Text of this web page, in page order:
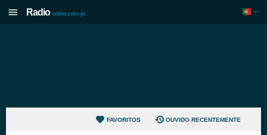
Radio online.com.pt
FAVORITOS OUVIDO RECENTEMENTE